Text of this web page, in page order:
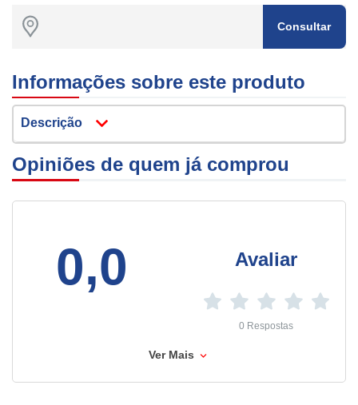
Consultar
Informações sobre este produto
Descrição
Opiniões de quem já comprou
0,0 Avaliar
0 Respostas
Ver Mais